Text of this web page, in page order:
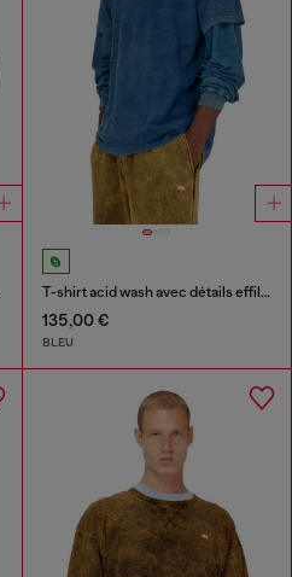
T-shirt acid wash avec détails effilochés
135,00 €
BLEU